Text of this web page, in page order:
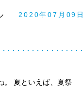
2020年07月09日
。 夏といえば、夏祭